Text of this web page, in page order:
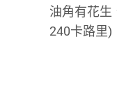
油角有花生
240卡路里)